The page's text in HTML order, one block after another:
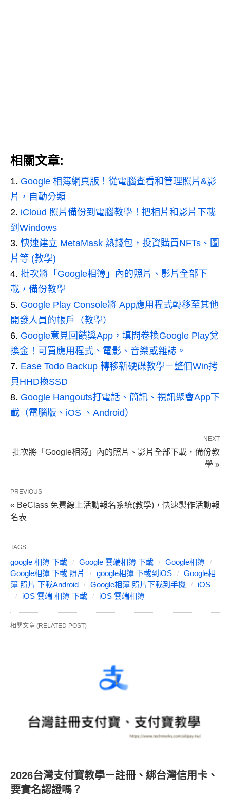
相關文章:
Google 相簿網頁版！從電腦查看和管理照片&影
片，自動分類
iCloud 照片備份到電腦教學！把相片和影片下載
到Windows
快速建立 MetaMask 熱錢包，投資購買NFTs、圖
片等 (教學)
批次將「Google相簿」內的照片、影片全部下
載，備份教學
Google Play Console將 App應用程式轉移至其他
開發人員的帳戶（教學）
Google意見回饋獎App，填問卷換Google Play兌
換金！可買應用程式、電影、音樂或雜誌。
Ease Todo Backup 轉移新硬碟教學－整個Win拷
貝HHD換SSD
Google Hangouts打電話、簡訊、視訊聚會App下
載（電腦版、iOS 、Android）
NEXT
批次將「Google相簿」內的照片、影片全部下載，備份教
學 »
PREVIOUS
« BeClass 免費線上活動報名系統(教學)，快速製作活動報
名表
TAGS:
google 相簿 下載 Google 雲端相簿 下載
Google相簿
Google相簿 下載 照片
google相簿 下載到iOS
Google相
簿 照片 下載Android
Google相簿 照片下載到手機
iOS
iOS 雲端 相簿 下載
iOS 雲端相簿
相關文章 (RELATED POST)
2026台灣支付寶教學－註冊、綁台灣信用卡、
要實名認證嗎？